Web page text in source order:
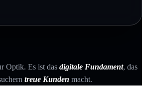
Optik. Es ist das digitale Fundament, das
treue Kunden macht.